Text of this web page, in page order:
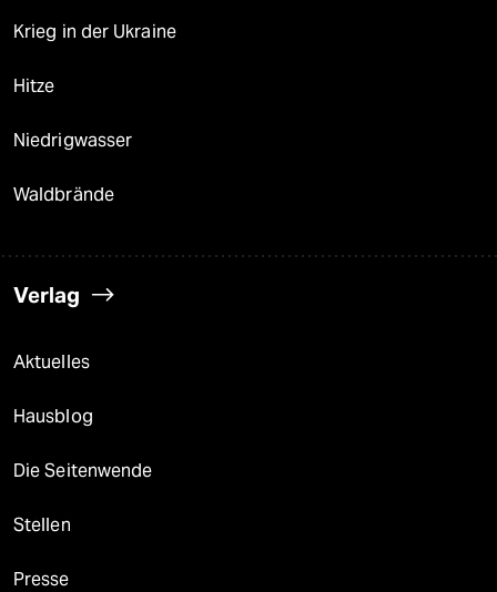
Krieg in der Ukraine
Hitze
Niedrigwasser
Waldbrände
Verlag
Aktuelles
Hausblog
Die Seitenwende
Stellen
Presse